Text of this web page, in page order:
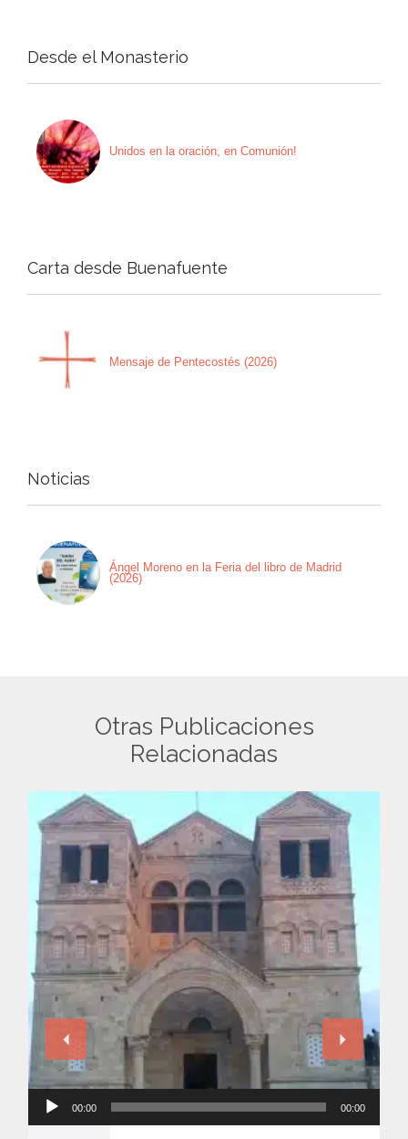
Desde el Monasterio
Unidos en la oración, en Comunión!
Carta desde Buenafuente
Mensaje de Pentecostés (2026)
Noticias
Ángel Moreno en la Feria del libro de Madrid
(2026)
Otras Publicaciones
Relacionadas
00:00 00:00